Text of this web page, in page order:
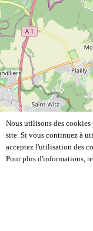
Nous utilisons des
site. Si vous continuez à
acceptez l'utilisation des
Pour plus d'informations,